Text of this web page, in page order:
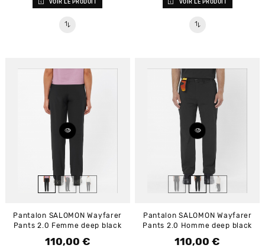
VOIR LE PRODUIT VOIR LE PRODUIT
Pantalon SALOMON Wayfarer
Pants 2.0 Femme deep black
Prix
110,00 €
Pantalon SALOMON Wayfarer
Pants 2.0 Homme deep black
Prix
110,00 €